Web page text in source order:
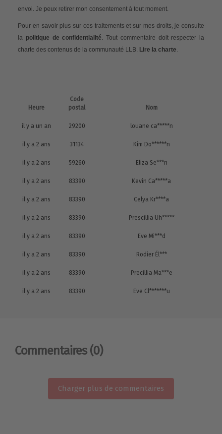
envoi. Je peux retirer mon consentement à tout moment.
Pour en savoir plus sur ces traitements et sur mes droits, je consulte
la politique de confidentialité. Tout commentaire doit respecter la
charte des contenus de la communauté LLB. Lire la charte.
Heure
Code
postal
Nom
il y a un an 29200 louane ca*****n
il y a 2 ans 31134 Kim Do******n
il y a 2 ans 59260 Eliza Se***n
il y a 2 ans 83390 Kevin Ca*****a
il y a 2 ans 83390 Celya Kr****a
il y a 2 ans 83390 Prescillia Uh*****
il y a 2 ans 83390 Eve Mi***d
il y a 2 ans 83390 Rodier Él***
il y a 2 ans 83390 Precillia Ma***e
il y a 2 ans 83390 Eve Cl*******u
Commentaires (0)
Charger plus de commentaires